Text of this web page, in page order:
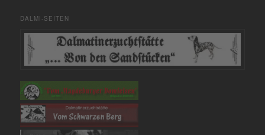
DALMI-SEITEN